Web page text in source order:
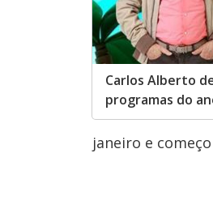
Carlos Alberto
programas do
janeiro e